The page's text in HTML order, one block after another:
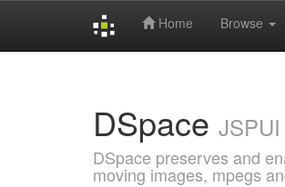
Home Browse
DSpace JSPUI
DSpace preserves and
moving images, mpegs